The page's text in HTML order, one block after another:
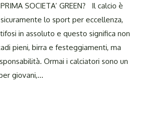
PRIMA SOCIETA’ GREEN? Il calcio è
sicuramente lo sport per eccellenza,
in assoluto e questo significa non
pieni, birra e festeggiamenti, ma
Ormai i calciatori sono un
giovani,…